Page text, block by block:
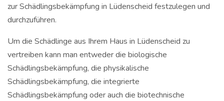
zur Schädlingsbekämpfung in Lüdenscheid festzulegen und
durchzuführen.
Um die Schädlinge aus Ihrem Haus in Lüdenscheid zu
vertreiben kann man entweder die biologische
Schädlingsbekämpfung, die physikalische
Schädlingsbekämpfung, die integrierte
Schädlingsbekämpfung oder auch die biotechnische